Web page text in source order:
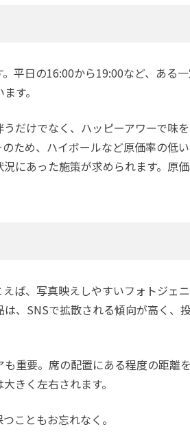
平日の16:00から19:00など、ある
す。
だけでなく、ハッピーアワーで味
ため、ハイボールなど原価率の低
にあった施策が求められます。原
ば、写真映えしやすいフォトジェ
、SNSで拡散される傾向が高く、
重要。席の配置にある程度の距離
きく左右されます。
こともお忘れなく。